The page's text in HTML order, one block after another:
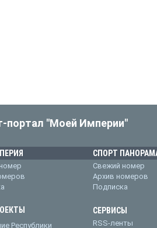
портал "Моей Империи"
Республики
СПОРТ
Свежий номер
Архив номеров
Подписка
СЕРВИСЫ
RSS-ленты